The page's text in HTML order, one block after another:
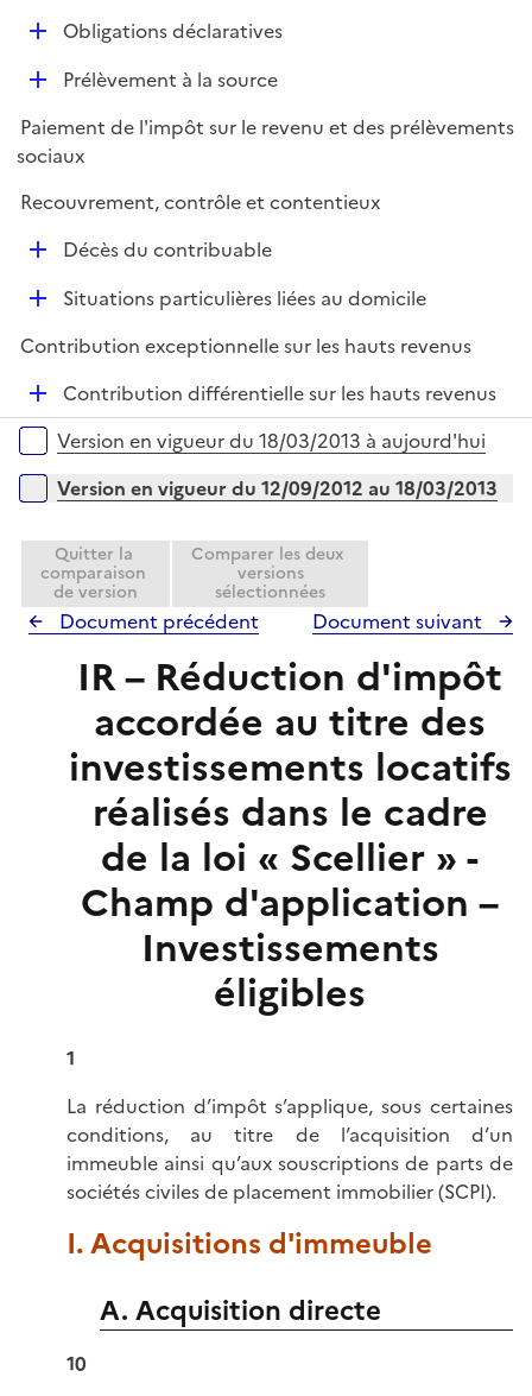
e
r
D
i
e
r
Obligations déclaratives
D
p
l
i
Prélèvement à la source
Paiement de l'impôt sur le revenu et des prélèvements
sociaux
Recouvrement, contrôle et contentieux
D
i
r
Décès du contribuable
D
p
i
e
Situations particulières liées au domicile
Contribution exceptionnelle sur les hauts revenus
D
é
p
e
r
Contribution différentielle sur les hauts revenus
Versions sur la période
Version en vigueur du 18/03/2013 à aujourd'hui
Version en vigueur du 12/09/2012 au 18/03/2013
Quitter la
comparaison
de version
Comparer les deux
versions
sélectionnées
Document précédent Document suivant
IR – Réduction d'impôt
accordée au titre des
investissements locatifs
réalisés dans le cadre
de la loi « Scellier » -
Champ d'application –
Investissements
éligibles
1
La réduction d’impôt s’applique, sous certaines
conditions, au titre de l’acquisition d’un
immeuble ainsi qu’aux souscriptions de parts de
sociétés civiles de placement immobilier (SCPI).
I. Acquisitions d'immeuble
A. Acquisition directe
10